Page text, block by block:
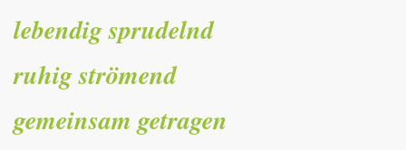
lebendig sprudelnd
ruhig strömend
gemeinsam getragen